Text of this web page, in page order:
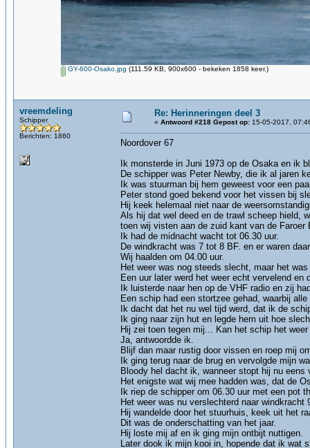
GY-600-Osako.jpg (111.59 KB, 900x600 - bekeken 1858 keer.)
vreemdeling
Schipper
Berichten: 1860
Re: Herinneringen deel 3
« Antwoord #218 Gepost op: 15-05-2017,
Noordover 67
Ik monsterde in Juni 1973 op de Osaka en ik
De schipper was Peter Newby, die ik al jaren
Ik was stuurman bij hem geweest voor een
Peter stond goed bekend voor het vissen bij
Hij keek helemaal niet naar de
Als hij dat wel deed en de trawl scheep hield,
toen wij visten aan de zuid kant van de Faroer
Ik had de midnacht wacht tot 06.30 uur.
De windkracht was 7 tot 8 BF. en er waren
Wij haalden om 04.00 uur.
Het weer was nog steeds slecht, maar het
Een uur later werd het weer echt vervelend
Ik luisterde naar hen op de VHF radio en zij
Een schip had een stortzee gehad, waarbij
Ik dacht dat het nu wel tijd werd, dat ik de
Ik ging naar zijn hut en legde hem uit hoe
Hij zei toen tegen mij... Kan het schip het weer
Ja, antwoordde ik.
Blijf dan maar rustig door vissen en roep mij
Ik ging terug naar de brug en vervolgde mijn
Bloody hel dacht ik, wanneer stopt hij nu eens
Het enigste wat wij mee hadden was, dat de
Ik riep de schipper om 06.30 uur met een pot
Het weer was nu verslechterd naar
Hij wandelde door het stuurhuis, keek uit het
Dit was de onderschatting van het jaar.
Hij loste mij af en ik ging mijn ontbijt nuttigen.
Later dook ik mijn kooi in, hopende dat ik wat